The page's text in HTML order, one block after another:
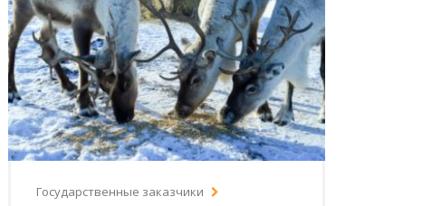
Государственные заказчики